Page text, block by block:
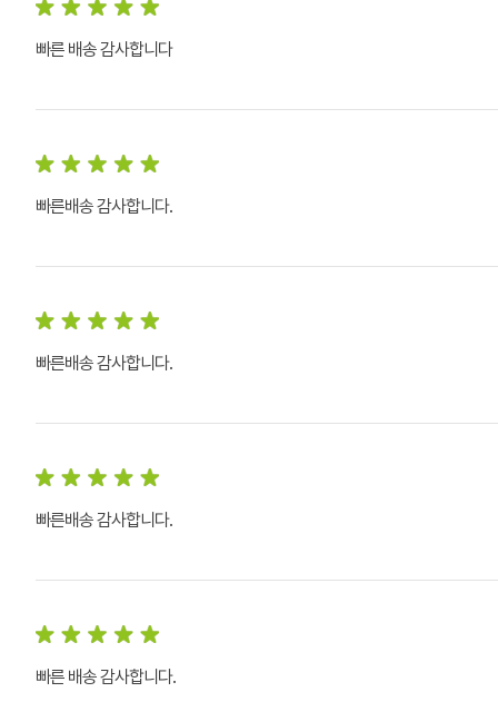
빠른 배송 감사합니다
빠른배송 감사합니다.
빠른배송 감사합니다.
빠른배송 감사합니다.
빠른 배송 감사합니다.